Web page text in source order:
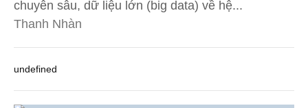
chuyên sâu, dữ liệu lớn (big data) về hệ...
Thanh Nhàn
undefined